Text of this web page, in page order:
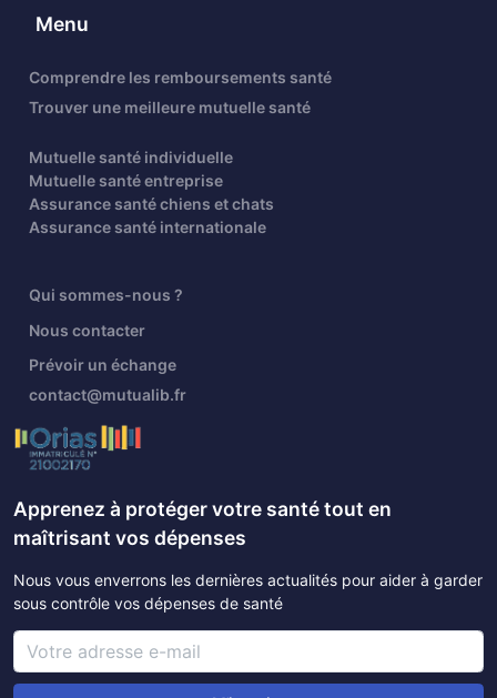
Menu
Comprendre les remboursements santé
Trouver une meilleure mutuelle santé
Mutuelle santé individuelle
Mutuelle santé entreprise
Assurance santé chiens et chats
Assurance santé internationale
Qui sommes-nous ?
Nous contacter
Prévoir un échange
contact@mutualib.fr
Apprenez à protéger votre santé tout en
maîtrisant vos dépenses
Nous vous enverrons les dernières actualités pour aider à garder
sous contrôle vos dépenses de santé